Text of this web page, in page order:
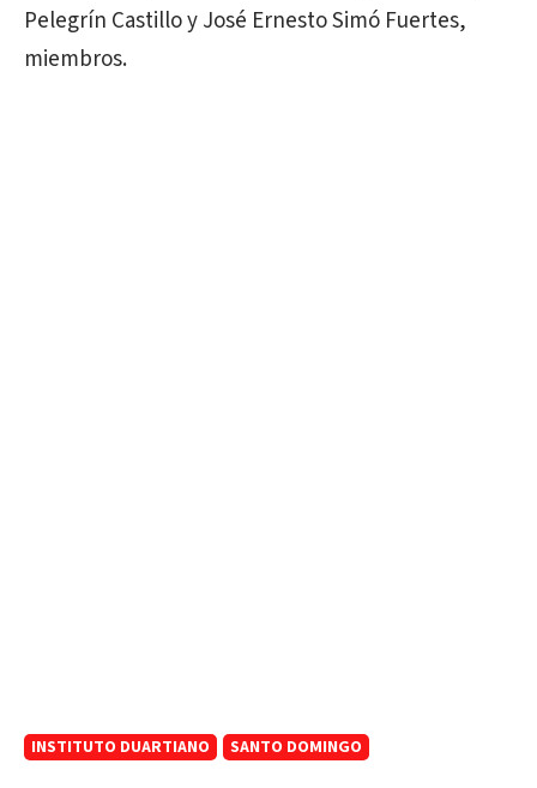
Pelegrín Castillo y José Ernesto Simó Fuertes,
miembros.
INSTITUTO DUARTIANO SANTO DOMINGO